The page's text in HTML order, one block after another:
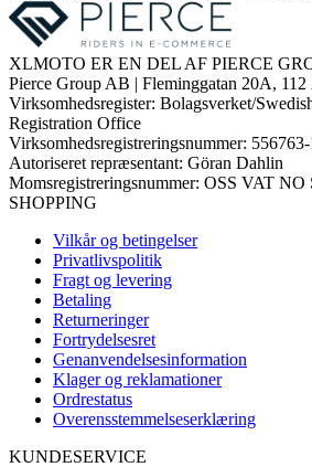
XLMOTO ER EN DEL AF PIERCE
Pierce Group AB | Fleminggatan 20A,
Virksomhedsregister: Bolagsverket/
Registration Office
Virksomhedsregistreringsnummer:
Autoriseret repræsentant: Göran Dahlin
Momsregistreringsnummer: OSS VAT NO
SHOPPING
Vilkår og betingelser
Privatlivspolitik
Fragt og levering
Betaling
Returneringer
Fortrydelsesret
Genanvendelsesinformation
Klager og reklamationer
Ordrestatus
Overensstemmelseserklæring
KUNDESERVICE